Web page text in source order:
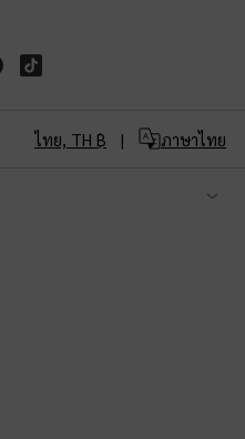
ไทย, TH ฿ ภาษาไทย